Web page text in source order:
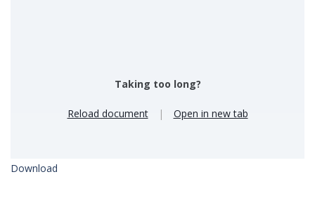
Taking too long?
Reload document | Open in new tab
Download